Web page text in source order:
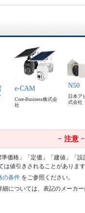
e-CAM
Core-Business株式会
社
N50
日本ア
式会社
− 注意 −
価格」「定価」「建値」「
値引きされることがあります
の条件 をご参照ください。
については、表記のメーカー